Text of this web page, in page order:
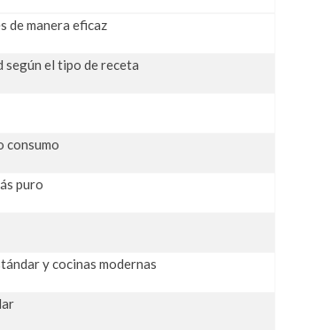
de manera eficaz
el tipo de receta
consumo
puro
y cocinas modernas